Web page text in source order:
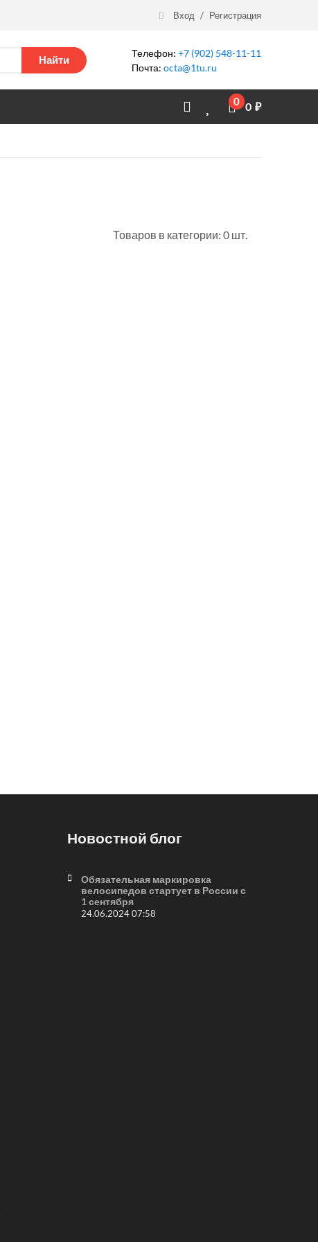
Вход / Регистрация
Найти
Телефон: +7 (902) 548-11-11
Почта: octa@1tu.ru
0 0 ₽
Товаров в категории: 0 шт.
Новостной блог
Обязательная маркировка
велосипедов стартует в России с
1 сентября
24.06.2024 07:58